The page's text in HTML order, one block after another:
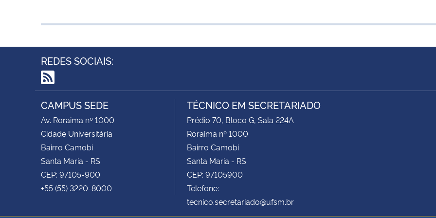
REDES SOCIAIS:
RSS
CAMPUS SEDE
Av. Roraima nº 1000
Cidade Universitária
Bairro Camobi
Santa Maria - RS
CEP: 97105-900
+55 (55) 3220-8000
TÉCNICO EM SECRETARIADO
Prédio 70, Bloco G, Sala 224A
Roraima nº 1000
Bairro Camobi
Santa Maria - RS
CEP: 97105900
Telefone:
tecnico.secretariado@ufsm.br